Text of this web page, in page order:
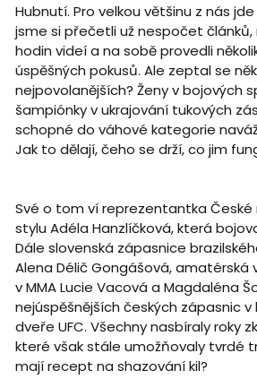
Hubnutí. Pro velkou většinu z nás
jsme si přečetli už nespočet článků,
hodin videí a na sobě provedli
úspěšných pokusů. Ale zeptal se
nejpovolanějších? Ženy v bojových
šampiónky v ukrajování tukových
schopné do váhové kategorie
Jak to dělají, čeho se drží, co jim
Své o tom ví reprezentantka České
stylu Adéla Hanzlíčková, která
Dále slovenská zápasnice
Alena Délič Gongášová, amatérská
v MMA Lucie Vacová a Magdaléna
nejúspěšnějších českých zápasnic v
dveře UFC. Všechny nasbíraly roky
které však stále umožňovaly tvrdé
mají recept na shazování kil?